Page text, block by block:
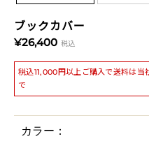
ブックカバー
¥26,400 税込
税込11,000円以上ご購入で送料は
で
カラー：